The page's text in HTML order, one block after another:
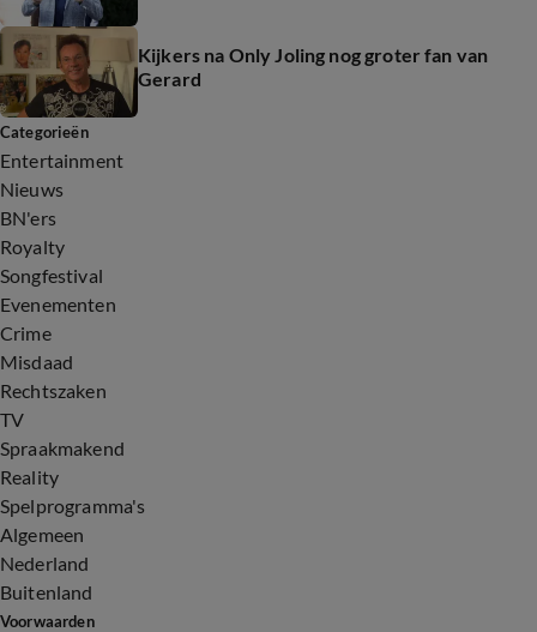
Kijkers na Only Joling nog groter fan van
Gerard
Categorieën
Entertainment
Nieuws
BN'ers
Royalty
Songfestival
Evenementen
Crime
Misdaad
Rechtszaken
TV
Spraakmakend
Reality
Spelprogramma's
Algemeen
Nederland
Buitenland
Voorwaarden